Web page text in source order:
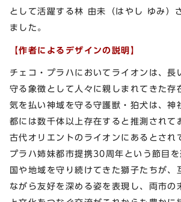
として活躍する林 由未（はやし ゆみ）
ました。
【作者によるデザインの説明】
チェコ・プラハにおいてライオンは、長
守る象徴として人々に親しまれてきた存
気を払い神域を守る守護獣・狛犬は、神
都には数千体以上存在すると推測されて
古代オリエントのライオンにあるとされ
プラハ姉妹都市提携30周年という節目を
国や地域を守り続けてきた獅子たちが、
ながら友好を深める姿を表現し、両市の